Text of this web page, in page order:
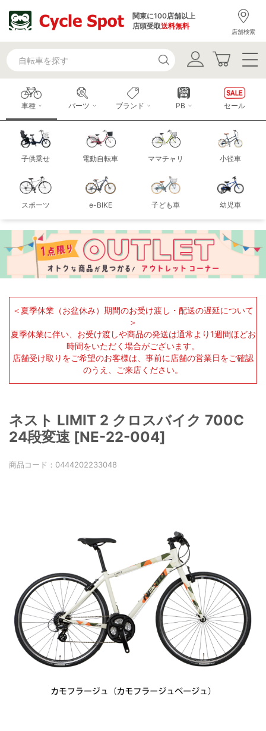
関東に100店舗以上
店頭受取送料無料
店舗検索
車種
子供乗せ 電動自転車 ママチャリ 小径車
スポーツ e-BIKE 子ども車 幼児車
パーツ ブランド PB セール
＜夏季休業（お盆休み）期間のお受け渡し・配送の遅延について
＞
夏季休業に伴い、お受け渡しや商品の発送は通常より1週間ほどお
時間をいただく場合がございます。
店舗受け取りをご希望のお客様は、事前に店舗の営業日をご確認
のうえ、ご来店ください。
ネスト LIMIT 2 クロスバイク 700C
24段変速 [NE-22-004]
商品コード： 0444202233048